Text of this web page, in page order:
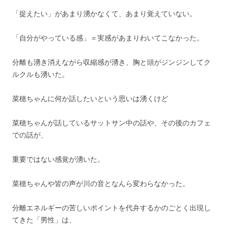
「捉えたい」があまり湧かなくて、あまり覚えていない。
「自分がやっている感」＝実感があまりわいてこなかった。
分離も湧き消えながら収縮感が湧き、胸と頭がジンジンしてク
ルクルも湧いた。
菜穂ちゃんに何か話したいという思いは湧くけど
菜穂ちゃんが話しているサットサン中の話や、その後のカフェ
での話が、
重要ではない感覚が湧いた。
菜穂ちゃんや皆の声が川の音となんら変わらなかった。
分離エネルギーの苦しいポイントを代弁するかのごとく出現し
てきた「男性」は、